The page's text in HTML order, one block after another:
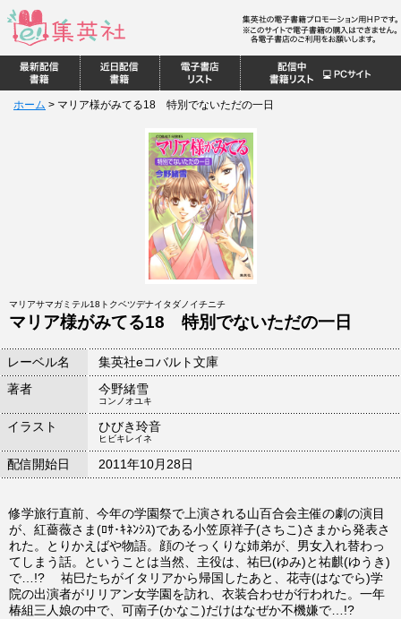
ホーム > マリア様がみてる18 特別でないただの一日
マリアサマガミテル18トクベツデナイタダノイチニチ
マリア様がみてる18 特別でないただの一日
レーベル名
集英社eコバルト文庫
著者
今野緒雪
コンノオユキ
イラスト ひびき玲音
ヒビキレイネ
配信開始日 2011年10月28日
修学旅行直前、今年の学園祭で上演される山百合会主催の劇の演目
が、紅薔薇さま(ﾛｻ･ｷﾈﾝｼｽ)である小笠原祥子(さちこ)さまから発表さ
れた。とりかえばや物語。顔のそっくりな姉弟が、男女入れ替わっ
てしまう話。ということは当然、主役は、祐巳(ゆみ)と祐麒(ゆうき)
で…!? 祐巳たちがイタリアから帰国したあと、花寺(はなでら)学
院の出演者がリリアン女学園を訪れ、衣装合わせが行われた。一年
椿組三人娘の中で、可南子(かなこ)だけはなぜか不機嫌で…!?